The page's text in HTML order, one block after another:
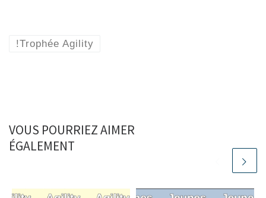
!Trophée Agility
VOUS POURRIEZ AIMER
ÉGALEMENT